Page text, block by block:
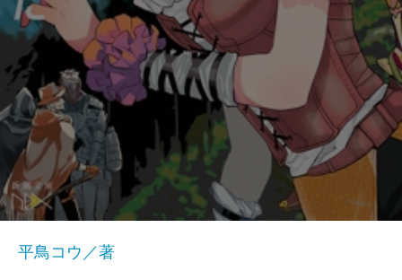
平鳥コウ／著